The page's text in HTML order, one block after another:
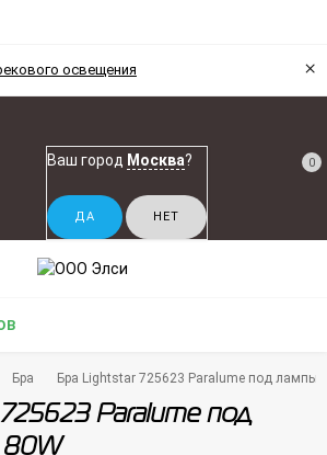
освещения ×
Ваш город Москва? 0
Бра Бра Lightstar 725623 Paralume под лампы
Paralume под
80W